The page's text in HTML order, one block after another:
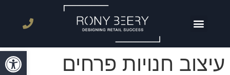
פתח עיצוב חנויות פרחים